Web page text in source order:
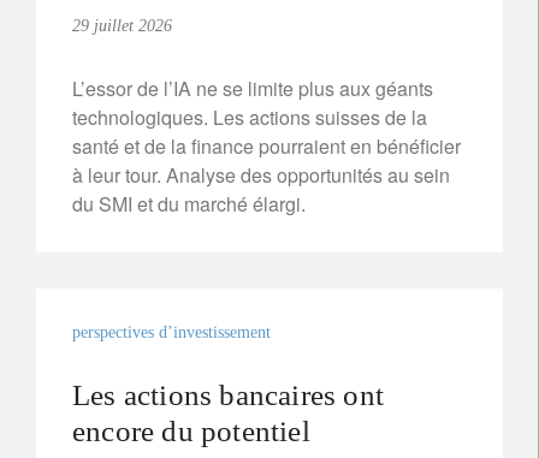
29 juillet 2026
L’essor de l’IA ne se limite plus aux géants
technologiques. Les actions suisses de la
santé et de la finance pourraient en bénéficier
à leur tour. Analyse des opportunités au sein
du SMI et du marché élargi.
perspectives d’investissement
Les actions bancaires ont
encore du potentiel